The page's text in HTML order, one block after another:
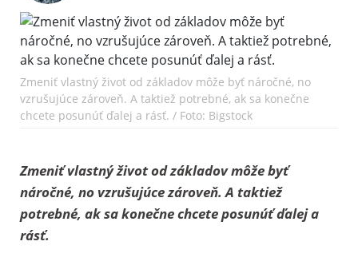
Zmeniť vlastný život od základov môže byť náročné, no
vzrušujúce zároveň. A taktiež potrebné, ak sa konečne
chcete posunúť ďalej a rásť. / Foto: Bigstock
Zmeniť vlastný život od základov môže byť
náročné, no vzrušujúce zároveň. A taktiež
potrebné, ak sa konečne chcete posunúť ďalej a
rásť.